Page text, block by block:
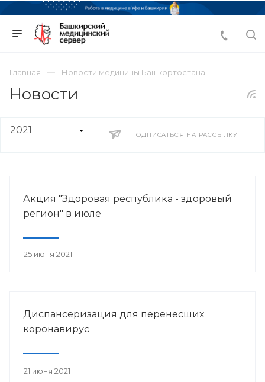
Главная Новости медицины Башкортостана
Новости
ПОДПИСАТЬСЯ НА РАССЫЛКУ
Акция "Здоровая республика - здоровый
регион" в июле
25 июня 2021
Диспансеризация для перенесших
коронавирус
21 июня 2021